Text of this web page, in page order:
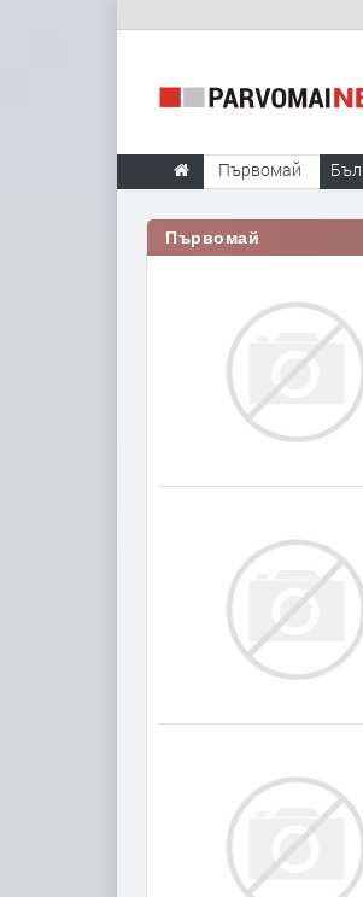
Първомай
Първомай